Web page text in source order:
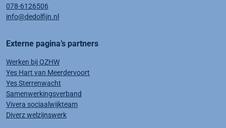
078-6126506
info@dedolfijn.nl
Externe pagina’s partners
Werken bij OZHW
Yes Hart van Meerdervoort
Yes Sterrenwacht
Samenwerkingsverband
Vivera sociaalwijkteam
Diverz welzijnswerk